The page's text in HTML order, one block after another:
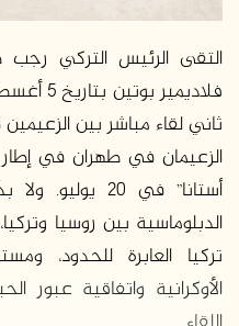
ت
ر
و
ي
التقى الرئيس التركي
الزعيمان في طهران في إطار
أستانا” في 20
الدبلوماسية بين روسيا
تركيا العابرة للحدود،
الأوكرانية واتفاقية عبور